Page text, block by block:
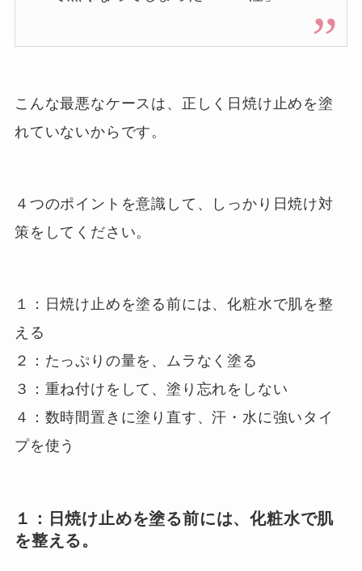
こんな最悪なケースは、正しく日焼け止めを塗
れていないからです。
４つのポイントを意識して、しっかり日焼け対
策をしてください。
１：日焼け止めを塗る前には、化粧水で肌を整
える
２：たっぷりの量を、ムラなく塗る
３：重ね付けをして、塗り忘れをしない
４：数時間置きに塗り直す、汗・水に強いタイ
プを使う
１：日焼け止めを塗る前には、化粧水で肌
を整える。